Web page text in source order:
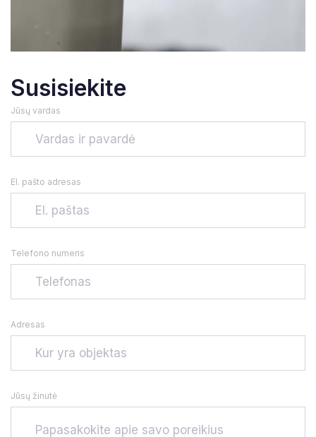
Susisiekite
Jūsų vardas
El. pašto adresas
Telefono numeris
Adresas
Jūsų žinutė